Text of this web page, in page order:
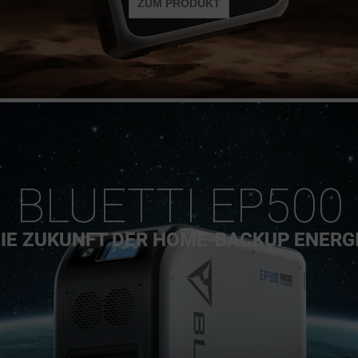
ZUM PRODUKT
BLUETTI EP500
ZUKUNFT DER HOME-BACKUP